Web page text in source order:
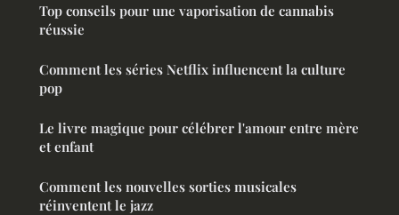
Top conseils pour une vaporisation de cannabis
réussie
Comment les séries Netflix influencent la culture
pop
Le livre magique pour célébrer l'amour entre mère
et enfant
Comment les nouvelles sorties musicales
réinventent le jazz